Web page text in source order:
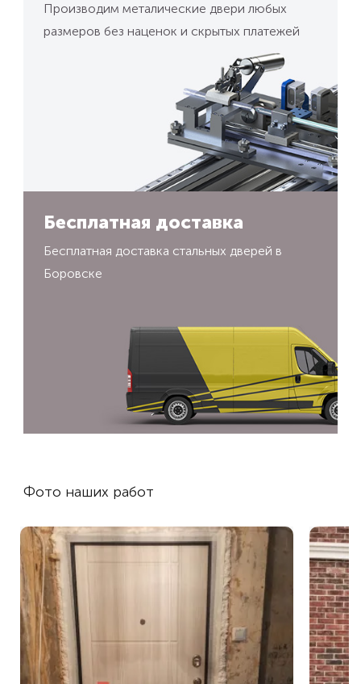
Производим металические двери любых
размеров без наценок и скрытых платежей
Бесплатная доставка
Бесплатная доставка стальных дверей в
Боровске
Фото наших работ